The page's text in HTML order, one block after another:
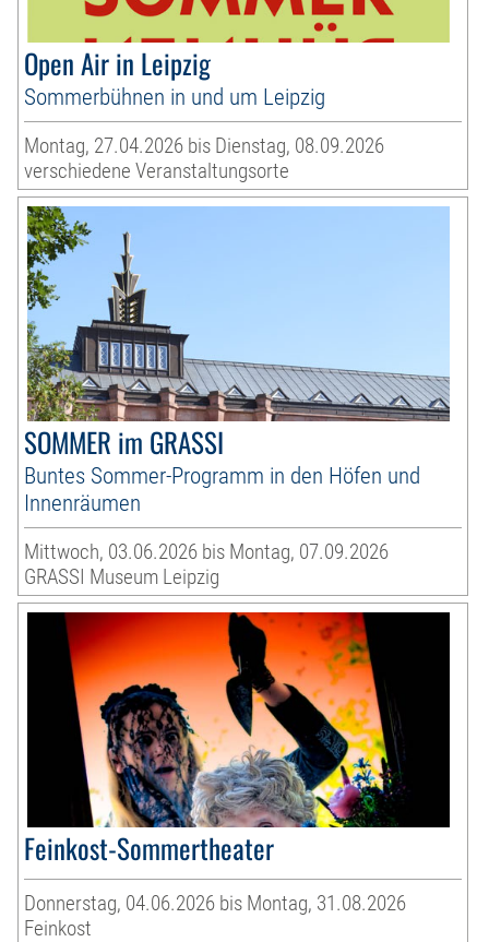
Open Air in Leipzig
Sommerbühnen in und um Leipzig
Montag, 27.04.2026 bis Dienstag, 08.09.2026
verschiedene Veranstaltungsorte
SOMMER im GRASSI
Buntes Sommer-Programm in den Höfen und
Innenräumen
Mittwoch, 03.06.2026 bis Montag, 07.09.2026
GRASSI Museum Leipzig
Feinkost-Sommertheater
Donnerstag, 04.06.2026 bis Montag, 31.08.2026
Feinkost